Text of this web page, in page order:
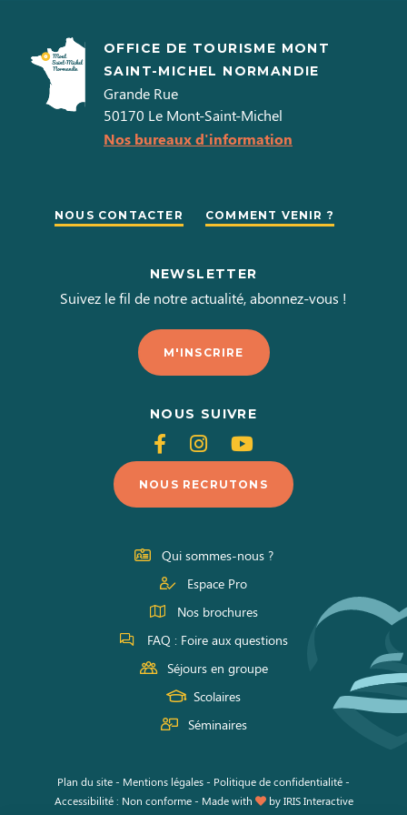
OFFICE DE TOURISME MONT
SAINT-MICHEL NORMANDIE
Grande Rue
50170 Le Mont-Saint-Michel
Nos bureaux d'information
NOUS CONTACTER COMMENT VENIR ?
NEWSLETTER
Suivez le fil de notre actualité, abonnez-vous !
M'INSCRIRE
NOUS SUIVRE
Suivez-
nous
sur
Facebook
Suivez-
nous
sur
Instagram
Suivez-
nous
sur
Youtube
NOUS RECRUTONS
Qui sommes-nous ?
Espace Pro
Nos brochures
FAQ : Foire aux questions
Séjours en groupe
Scolaires
Séminaires
Plan du site- Mentions légales- Politique de confidentialité-
Accessibilité : Non conforme - Made with byIRIS Interactive